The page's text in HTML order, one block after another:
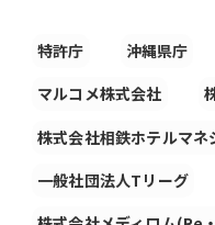
特許庁 沖縄県庁
マルコメ株式会社
株式会社相鉄ホテルマネ
一般社団法人Tリーグ